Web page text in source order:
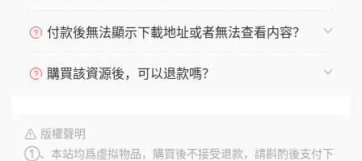
付款後無法顯示下載地址或者無法查看内容？
購買該資源後，可以退款嗎？
版權聲明
①、本站均爲虛拟物品，購買後不接受退款，請斟酌後支付下